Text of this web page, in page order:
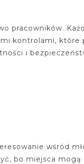
pracowników.
kontrolami, które
i
wśród
bo miejsca mogą